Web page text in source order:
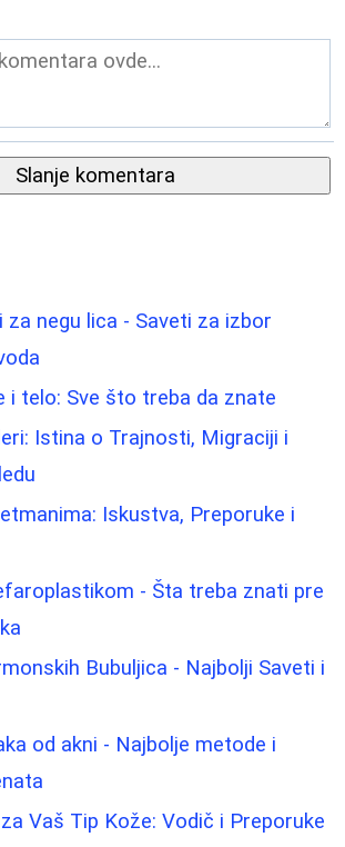
Slanje komentara
za negu lica - Saveti za izbor
i telo: Sve što treba da znate
Istina o Trajnosti, Migraciji i
Iskustva, Preporuke i
- Šta treba znati pre
Bubuljica - Najbolji Saveti i
od akni - Najbolje metode i
Vaš Tip Kože: Vodič i Preporuke